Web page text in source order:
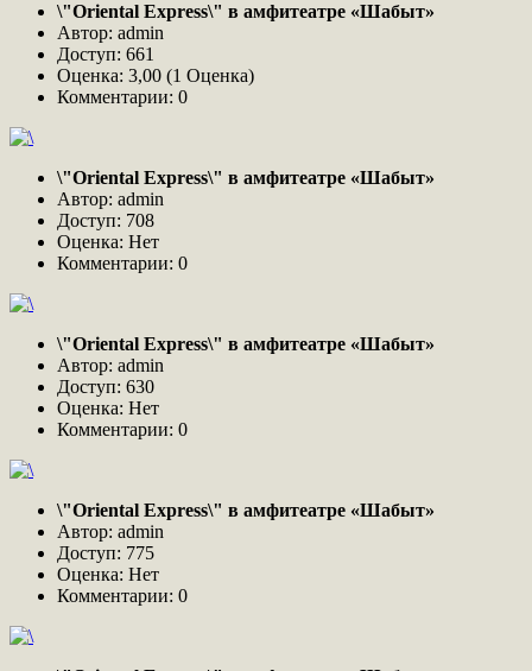
\"Oriental Express\" в амфитеатре «Шабыт»
Автор: admin
Доступ: 661
Оценка: 3,00 (1 Оценка)
Комментарии: 0
\"Oriental Express\" в амфитеатре «Шабыт»
Автор: admin
Доступ: 708
Оценка: Нет
Комментарии: 0
\"Oriental Express\" в амфитеатре «Шабыт»
Автор: admin
Доступ: 630
Оценка: Нет
Комментарии: 0
\"Oriental Express\" в амфитеатре «Шабыт»
Автор: admin
Доступ: 775
Оценка: Нет
Комментарии: 0